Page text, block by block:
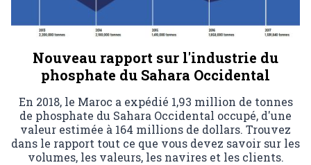
Nouveau rapport sur l'industrie du
phosphate du Sahara Occidental
En 2018, le Maroc a expédié 1,93 million de tonnes
de phosphate du Sahara Occidental occupé, d'une
valeur estimée à 164 millions de dollars. Trouvez
dans le rapport tout ce que vous devez savoir sur les
volumes, les valeurs, les navires et les clients.